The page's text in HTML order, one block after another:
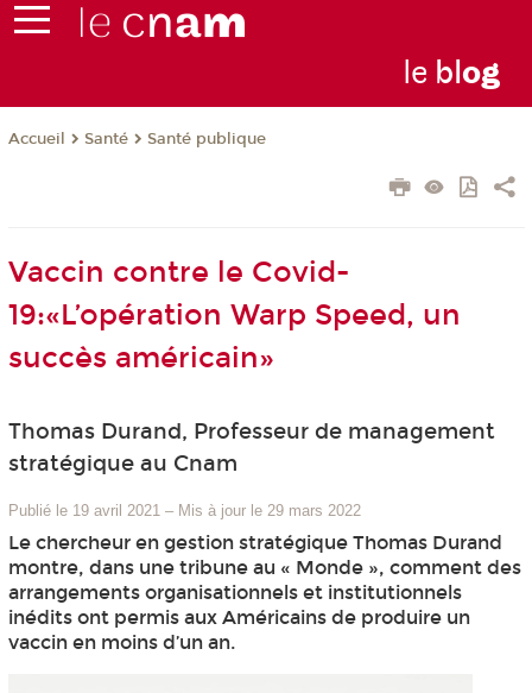
le blog
Accueil Santé Santé publique
Vaccin contre le Covid-
19:«L’opération Warp Speed, un
succès américain»
Thomas Durand, Professeur de management
stratégique au Cnam
Publié le 19 avril 2021 – Mis à jour le 29 mars 2022
Le chercheur en gestion stratégique Thomas Durand
montre, dans une tribune au « Monde », comment des
arrangements organisationnels et institutionnels
inédits ont permis aux Américains de produire un
vaccin en moins d’un an.